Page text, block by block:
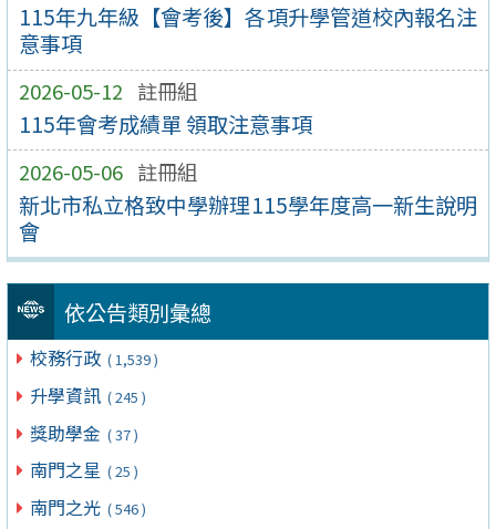
115年九年級【會考後】各項升學管道校內報名注
意事項
2026-05-12 註冊組
115年會考成績單 領取注意事項
2026-05-06 註冊組
新北市私立格致中學辦理115學年度高一新生說明
會
依公告類別彙總
校務行政 ( 1,539 )
升學資訊 ( 245 )
獎助學金 ( 37 )
南門之星 ( 25 )
南門之光 ( 546 )